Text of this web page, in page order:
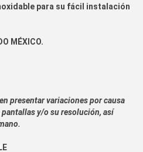
para su fácil instalación
MÉXICO.
presentar variaciones por causa
y/o su resolución, así